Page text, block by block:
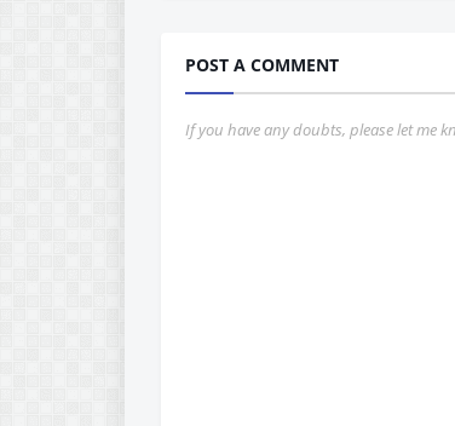
POST A COMMENT
If you have any doubts, please let me